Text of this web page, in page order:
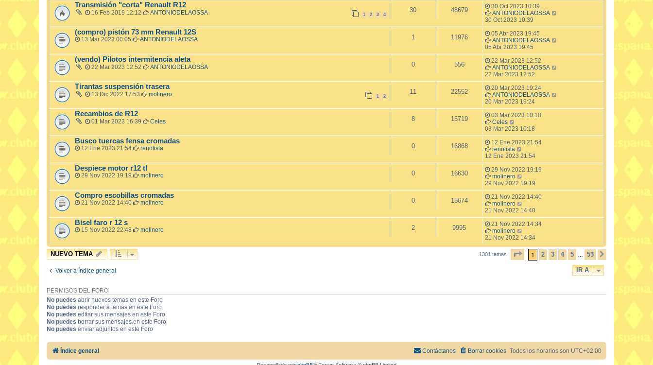
Transmisión "corta" Renault R12
16 Feb 2019 12:12 ANTONIODELAOSSA 1 2 3 4
30 48679
30 Oct 2023 10:39
ANTONIODELAOSSA
30 Oct 2023 10:39
(compro) pistón 73 mm Renault 12S
13 Mar 2023 00:05 ANTONIODELAOSSA 1 11976
05 Abr 2023 19:45
ANTONIODELAOSSA
05 Abr 2023 19:45
(vendo) Pilotos intermitencia aleta
22 Mar 2023 12:52 ANTONIODELAOSSA 0 556
22 Mar 2023 12:52
ANTONIODELAOSSA
22 Mar 2023 12:52
Tirantas suspensión trasera
13 Dic 2022 17:53 molinero 1 2
11 22552
20 Mar 2023 19:24
ANTONIODELAOSSA
20 Mar 2023 19:24
Recambios de R12
01 Mar 2023 16:39 Celes 8 15719
03 Mar 2023 10:18
Celes
03 Mar 2023 10:18
Busco tuercas fensa cromadas
12 Ene 2023 21:54 renolista 0 16868
12 Ene 2023 21:54
renolista
12 Ene 2023 21:54
Despiece motor r12 tl
29 Nov 2022 19:19 molinero 0 16630
29 Nov 2022 19:19
molinero
29 Nov 2022 19:19
Compro escobillas cromadas
21 Nov 2022 14:40 molinero 0 15674
21 Nov 2022 14:40
molinero
21 Nov 2022 14:40
Bisel faro r 12 s
15 Nov 2022 22:48 molinero 2 9995
21 Nov 2022 14:34
molinero
21 Nov 2022 14:34
NUEVO TEMA 1301 temas PÁGINA 1DE 53
1 2 3 4 5 53
Volver a Índice general IR A
PERMISOS DEL FORO
No puedes abrir nuevos temas en este Foro
No puedes responder a temas en este Foro
No puedes editar sus mensajes en este Foro
No puedes borrar sus mensajes en este Foro
No puedes enviar adjuntos en este Foro
Índice general Todos los horarios son UTC+02:00
Borrar cookies
Contáctanos